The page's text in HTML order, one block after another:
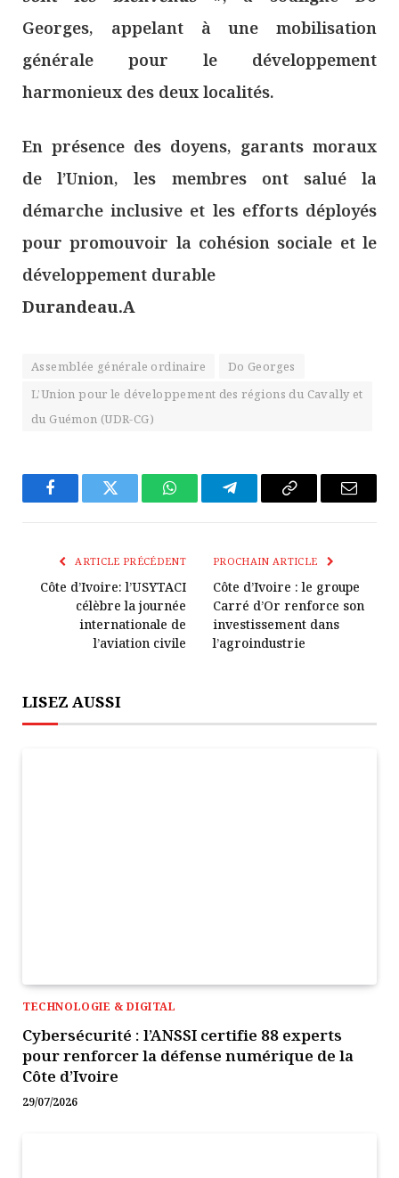
Georges, appelant à une mobilisation
générale pour le développement
harmonieux des deux localités.
En présence des doyens, garants moraux
de l’Union, les membres ont salué la
démarche inclusive et les efforts déployés
pour promouvoir la cohésion sociale et le
développement durable
Durandeau.A
Assemblée générale ordinaire
Do Georges
L’Union pour le développement des régions du Cavally et
du Guémon (UDR-CG)
FacebookTwitter WhatsAppTélégrammeCopier
Lien
E-
ARTICLE PRÉCÉDENT
Côte d’Ivoire: l’USYTACI
célèbre la journée
internationale de
l’aviation civile
PROCHAIN ARTICLE
Côte d’Ivoire : le groupe
Carré d’Or renforce son
investissement dans
l’agroindustrie
LISEZ AUSSI
TECHNOLOGIE & DIGITAL
Cybersécurité : l’ANSSI certifie 88 experts
pour renforcer la défense numérique de la
Côte d’Ivoire
29/07/2026